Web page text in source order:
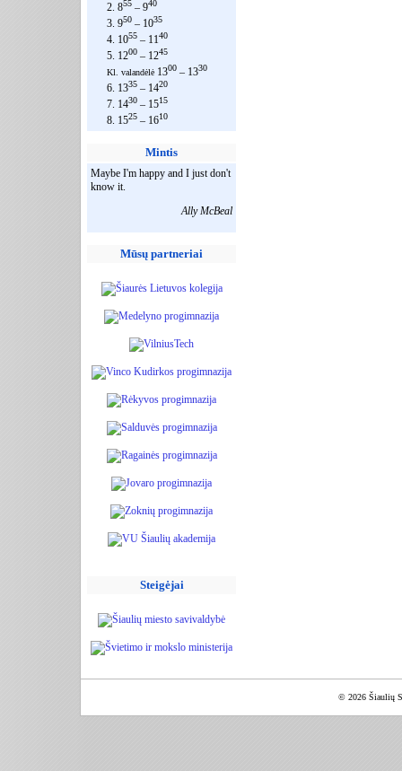
2. 855 – 940
3. 950 – 1035
4. 1055 – 1140
5. 1200 – 1245
Kl. valandėlė 1300 – 1330
6. 1335 – 1420
7. 1430 – 1515
8. 1525 – 1610
Mintis
Maybe I'm happy and I just don't
know it.
Ally McBeal
Mūsų partneriai
Steigėjai
© 2026 Šiaulių